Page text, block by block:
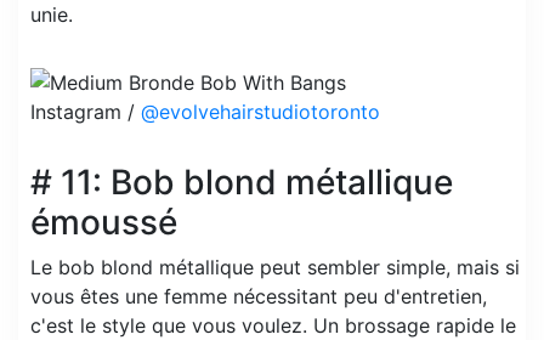
unie.
Instagram / @evolvehairstudiotoronto
# 11: Bob blond métallique
émoussé
Le bob blond métallique peut sembler simple, mais si
vous êtes une femme nécessitant peu d'entretien,
c'est le style que vous voulez. Un brossage rapide le